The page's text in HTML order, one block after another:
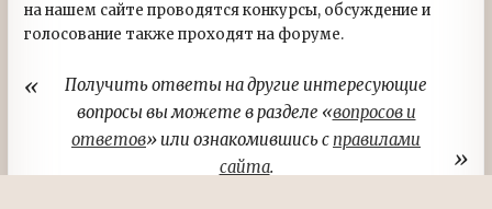
на нашем сайте проводятся конкурсы, обсуждение и
голосование также проходят на форуме.
Получить ответы на другие интересующие
вопросы вы можете в разделе «вопросов и
ответов» или ознакомившись с правилами
сайта.